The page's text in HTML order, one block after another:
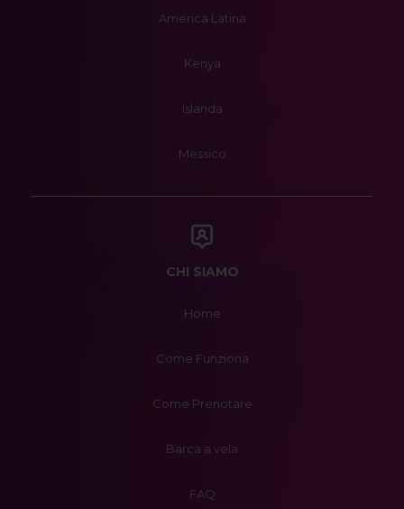
America Latina
Kenya
Islanda
Messico
CHI SIAMO
Home
Come Funziona
Come Prenotare
Barca a vela
FAQ